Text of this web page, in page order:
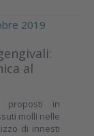
2019
al
proposti in
molli nelle
di innesti